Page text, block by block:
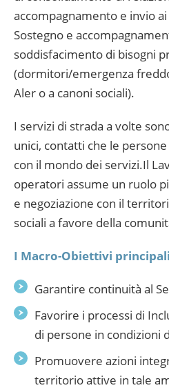
accompagnamento e invio
Sostegno e
soddisfacimento di bisogni
(dormitori/emergenza
Aler o a canoni sociali).
I servizi di strada a volte
unici, contatti che le
con il mondo dei servizi.Il
operatori assume un ruolo
e negoziazione con il
sociali a favore della
I Macro-Obiettivi
Garantire continuità al
Favorire i processi di
di persone in condizioni
Promuovere azioni
territorio attive in tale